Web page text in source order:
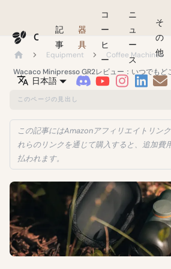
記
事
器
具
コ
ー
ヒ
ー
ニ
ュ
ー
ス
そ
の
他
日本語
Equipment Coffee Machines
Wacaco Minipresso GR2レビュー：いつでもど
このページの見出し
この記事にはAmazonアフィリエイトリン
れらのリンクを通じて購入すると、追加費
払われます。